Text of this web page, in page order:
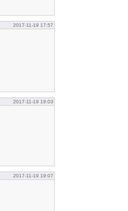
2017-11-19 17:57
2017-11-19 19:03
2017-11-19 19:07